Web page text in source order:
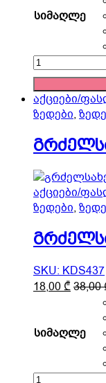
სიმაღლე
ზედა
quantity
აქციები/
ზედები,
აქციები/
ზედები,
SKU: KDS437
18,00₾38,00
სიმაღლე